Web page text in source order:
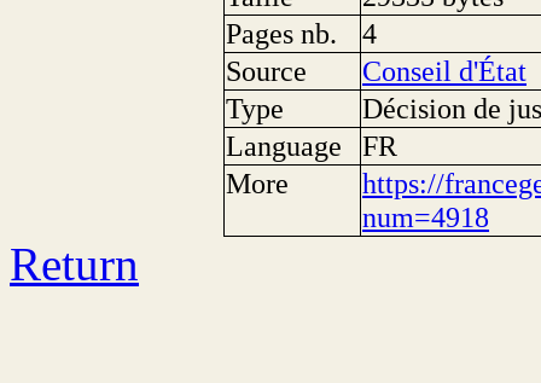
Pages nb.
4
Source
Conseil d'État
Type
Décision de
Language
FR
More
https://
num=4918
Return